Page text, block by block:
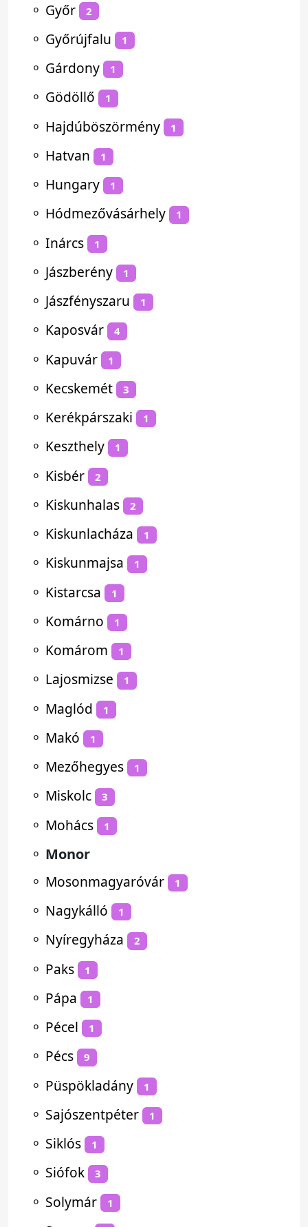
⚬ Győr 2
⚬ Győrújfalu 1
⚬ Gárdony 1
⚬ Gödöllő 1
⚬ Hajdúböszörmény 1
⚬ Hatvan 1
⚬ Hungary 1
⚬ Hódmezővásárhely 1
⚬ Inárcs 1
⚬ Jászberény 1
⚬ Jászfényszaru 1
⚬ Kaposvár 4
⚬ Kapuvár 1
⚬ Kecskemét 3
⚬ Kerékpárszaki 1
⚬ Keszthely 1
⚬ Kisbér 2
⚬ Kiskunhalas 2
⚬ Kiskunlacháza 1
⚬ Kiskunmajsa 1
⚬ Kistarcsa 1
⚬ Komárno 1
⚬ Komárom 1
⚬ Lajosmizse 1
⚬ Maglód 1
⚬ Makó 1
⚬ Mezőhegyes 1
⚬ Miskolc 3
⚬ Mohács 1
⚬ Monor
⚬ Mosonmagyaróvár 1
⚬ Nagykálló 1
⚬ Nyíregyháza 2
⚬ Paks 1
⚬ Pápa 1
⚬ Pécel 1
⚬ Pécs 9
⚬ Püspökladány 1
⚬ Sajószentpéter 1
⚬ Siklós 1
⚬ Siófok 3
⚬ Solymár 1